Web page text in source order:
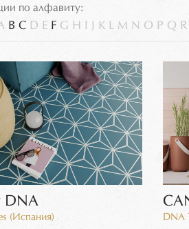
по алфавиту:
B C D E F G H K L M N O P Q R
DNA
(Испания) DNA